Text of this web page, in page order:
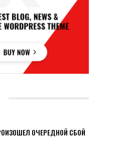
ОЧЕРЕДНОЙ СБОЙ